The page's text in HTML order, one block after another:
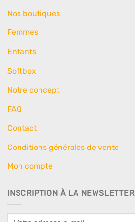
Nos boutiques
Femmes
Enfants
Softbox
Notre concept
FAQ
Contact
Conditions générales de vente
Mon compte
INSCRIPTION À LA NEWSLETTER